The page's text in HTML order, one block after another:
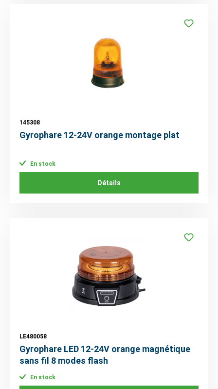
145308
Gyrophare 12-24V orange montage plat
En stock
Détails
LE480058
Gyrophare LED 12-24V orange magnétique
sans fil 8 modes flash
En stock